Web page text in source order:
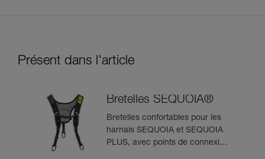
Présent dans l'article
Bretelles SEQUOIA®
Bretelles confortables pour les
harnais SEQUOIA et SEQUOIA
PLUS, avec points de connexion